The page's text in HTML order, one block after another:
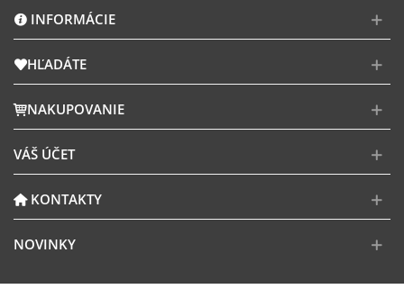
INFORMÁCIE
HĽADÁTE
NAKUPOVANIE
VÁŠ ÚČET
KONTAKTY
NOVINKY